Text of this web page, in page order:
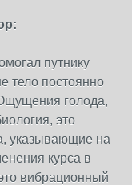
путнику
тело постоянно
голода,
это
указывающие на
курса в
вибрационный